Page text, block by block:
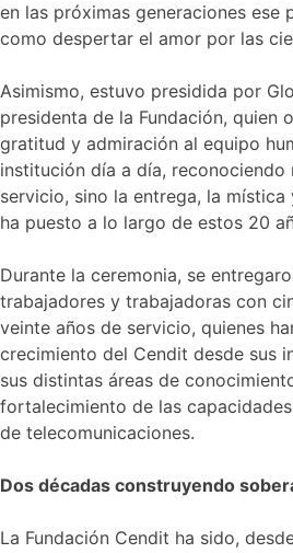
en las próximas generaciones ese
como despertar el amor por las
Asimismo, estuvo presidida por
presidenta de la Fundación, quien
gratitud y admiración al equipo
institución día a día, reconociendo
servicio, sino la entrega, la
ha puesto a lo largo de estos 20
Durante la ceremonia, se
trabajadores y trabajadoras con
veinte años de servicio, quienes
crecimiento del Cendit desde sus
sus distintas áreas de
fortalecimiento de las
de telecomunicaciones.
Dos décadas construyendo
La Fundación Cendit ha sido,